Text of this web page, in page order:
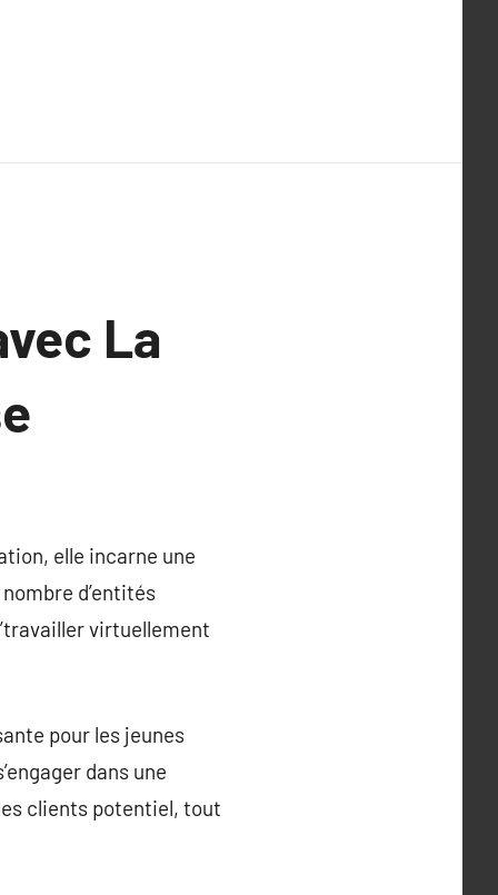
La
elle incarne une
d’entités
virtuellement
pour les jeunes
dans une
clients potentiel, tout